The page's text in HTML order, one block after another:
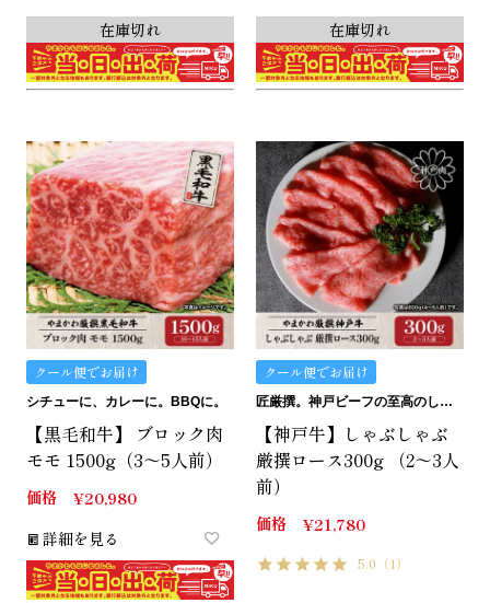
在庫切れ 在庫切れ
クール便でお届け
シチューに、カレーに。BBQに。
【黒毛和牛】 ブロック肉
モモ 1500g（3～5人前）
価格 ¥20,980
詳細を見る
クール便でお届け
匠厳撰。神戸ビーフの至高のしゃぶしゃぶ用ロースです。
【神戸牛】しゃぶしゃぶ
厳撰ロース300g （2～3人
前）
価格 ¥21,780
5.0 （1）